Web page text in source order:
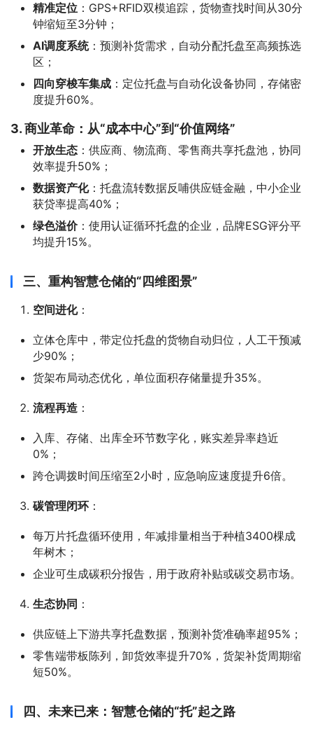
精准定位 ：GPS+RFID双模追踪，货物查找时间从30分
钟缩短至3分钟；
AI调度系统：预测补货需求，自动分配托盘至高频拣选
区；
四向穿梭车集成 ：定位托盘与自动化设备协同，存储密
度提升60%。
3. 商业革命：从“成本中心”到“价值网络”
开放生态 ：供应商、物流商、零售商共享托盘池，协同
效率提升50%；
数据资产化：托盘流转数据反哺供应链金融，中小企业
获贷率提高40%；
绿色溢价：使用认证循环托盘的企业，品牌ESG评分平
均提升15%。
三、重构智慧仓储的“四维图景”
空间进化：
立体仓库中，带定位托盘的货物自动归位，人工干预减
少90%；
货架布局动态优化，单位面积存储量提升35%。
流程再造 ：
入库、存储、出库全环节数字化，账实差异率趋近
0%；
跨仓调拨时间压缩至2小时，应急响应速度提升6倍。
碳管理闭环：
每万片托盘循环使用，年减排量相当于种植3400棵成
年树木；
企业可生成碳积分报告，用于政府补贴或碳交易市场。
生态协同 ：
供应链上下游共享托盘数据，预测补货准确率超95%；
零售端带板陈列，卸货效率提升70%，货架补货周期缩
短50%。
四、未来已来：智慧仓储的“托”起之路